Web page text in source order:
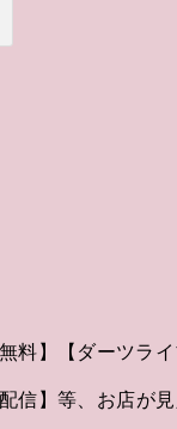
料】【ダーツラ
信】等、お店が